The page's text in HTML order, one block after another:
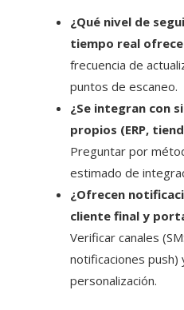
¿Qué nivel de
tiempo real
frecuencia de
puntos de escaneo.
¿Se integran con
propios (ERP,
Preguntar por
estimado de
¿Ofrecen
cliente final y
Verificar canales
notificaciones push)
personalización.